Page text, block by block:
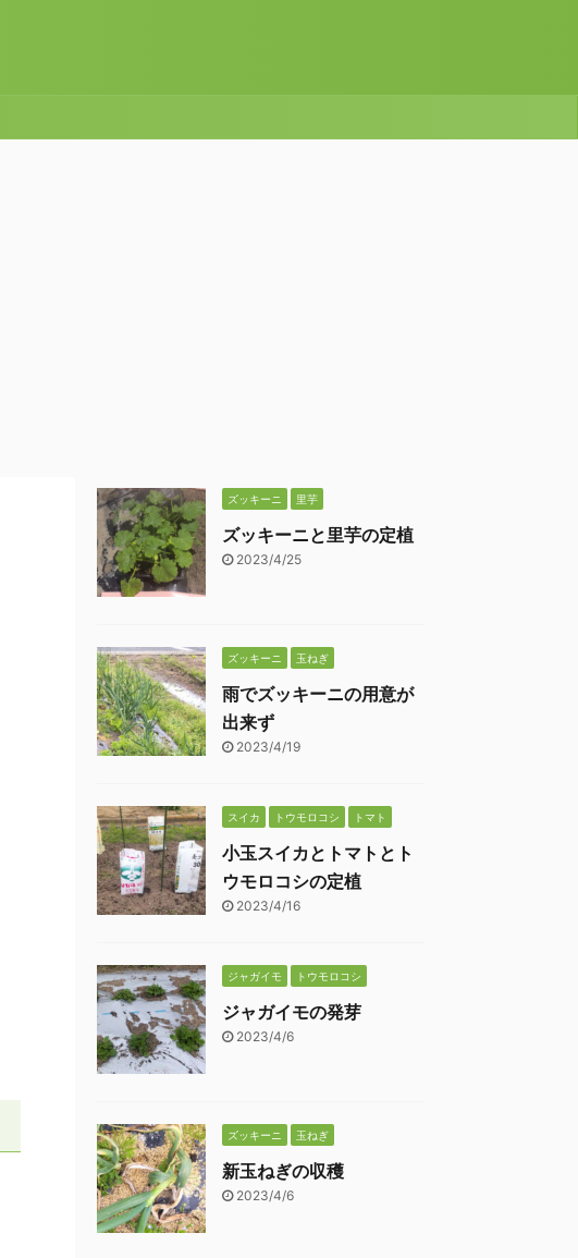
ズッキーニ 里芋
ズッキーニと里芋の定植
2023/4/25
ズッキーニ 玉ねぎ
雨でズッキーニの用意が
出来ず
2023/4/19
スイカ トウモロコシ トマト
小玉スイカとトマトとト
ウモロコシの定植
2023/4/16
ジャガイモ トウモロコシ
ジャガイモの発芽
2023/4/6
ズッキーニ 玉ねぎ
新玉ねぎの収穫
2023/4/6